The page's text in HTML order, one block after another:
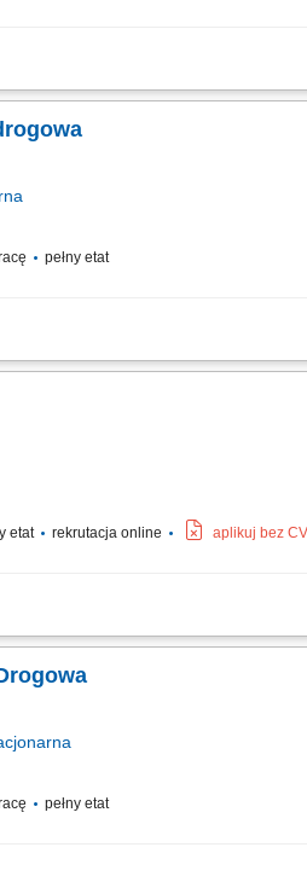
działań ekip wykonawczych i
pełny etat
oraz sił własnych we współpracy z
etat rekrutacja online aplikuj bez CV
oraz podwykonawców na placu
pełny etat